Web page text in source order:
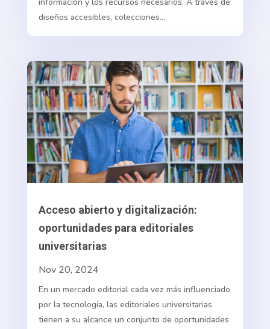
diseños accesibles, colecciones...
Acceso abierto y digitalización:
oportunidades para editoriales
universitarias
Nov 20, 2024
En un mercado editorial cada vez más influenciado
por la tecnología, las editoriales universitarias
tienen a su alcance un conjunto de oportunidades